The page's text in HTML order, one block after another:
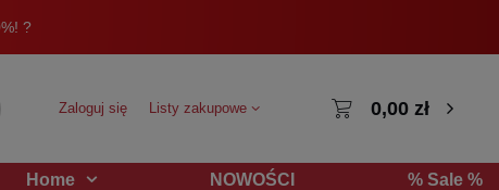
?
Zaloguj się Listy zakupowe 0,00 zł
Home NOWOŚCI % Sale %